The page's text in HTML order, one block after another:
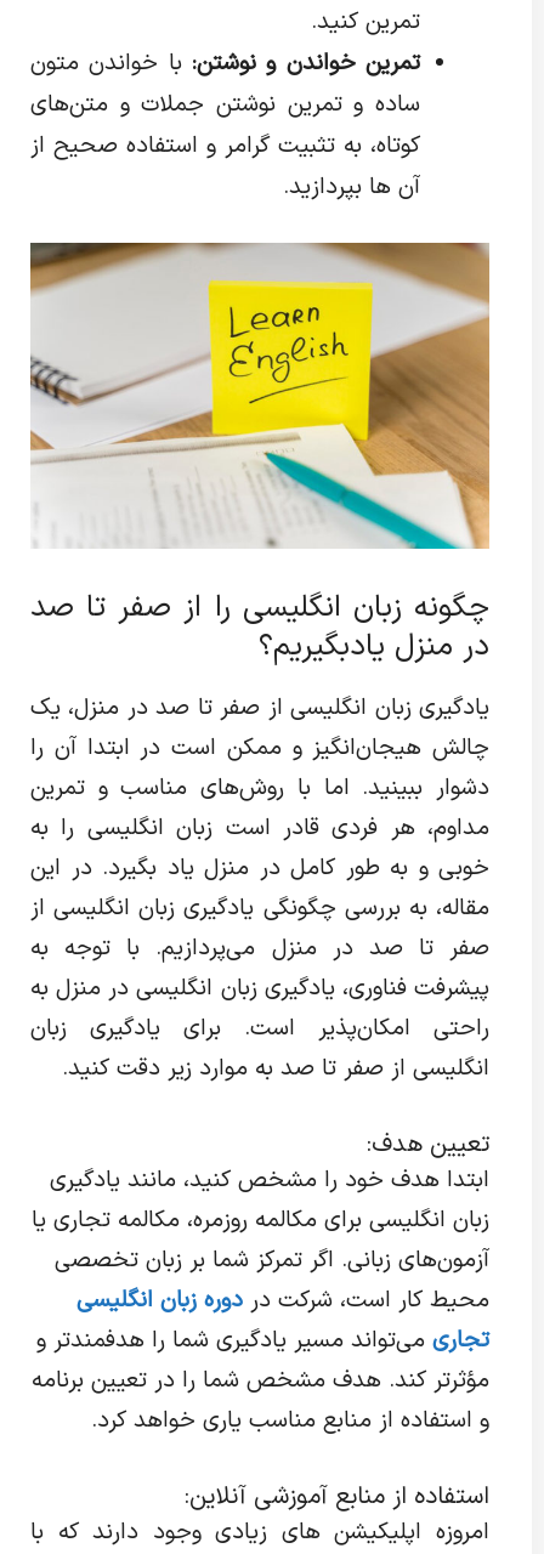
تمرین کنید.
تمرین خواندن و نوشتن:با خواندن متون
ساده و تمرین نوشتن جملات و متن‌های
کوتاه، به تثبیت گرامر و استفاده صحیح از
آن ها بپردازید.
چگونه زبان انگلیسی را از صفر تا صد
در منزل یادبگیریم؟
یادگیری زبان انگلیسی از صفر تا صد در منزل، یک
چالش هیجان‌انگیز و ممکن است در ابتدا آن را
دشوار ببینید. اما با روش‌های مناسب و تمرین
مداوم، هر فردی قادر است زبان انگلیسی را به
خوبی و به طور کامل در منزل یاد بگیرد. در این
مقاله، به بررسی چگونگی یادگیری زبان انگلیسی از
صفر تا صد در منزل می‌پردازیم. با توجه به
پیشرفت فناوری، یادگیری زبان انگلیسی در منزل به
راحتی امکان‌پذیر است. برای یادگیری زبان
انگلیسی از صفر تا صد به موارد زیر دقت کنید.
تعیین هدف:
ابتدا هدف خود را مشخص کنید، مانند یادگیری
زبان انگلیسی برای مکالمه روزمره، مکالمه تجاری یا
آزمون‌های زبانی. اگر تمرکز شما بر زبان تخصصی
محیط کار است، شرکت دردوره زبان انگلیسی
تجاریمی‌تواند مسیر یادگیری شما را هدفمندتر و
مؤثرتر کند. هدف مشخص شما را در تعیین برنامه
و استفاده از منابع مناسب یاری خواهد کرد.
استفاده از منابع آموزشی آنلاین:
امروزه اپلیکیشن های زیادی وجود دارند که با